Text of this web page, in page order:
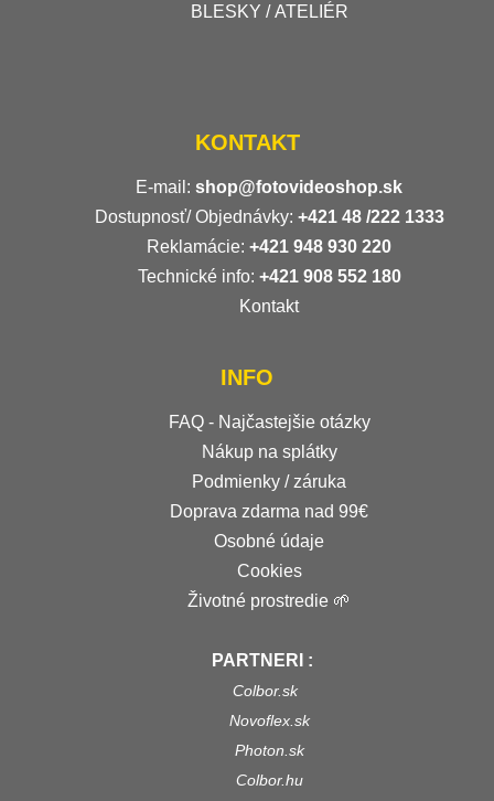
BLESKY / ATELIÉR
KONTAKT
E-mail: shop@fotovideoshop.sk
Dostupnosť/ Objednávky: +421 48 /222 1333
Reklamácie: +421 948 930 220
Technické info: +421 908 552 180
Kontakt
INFO
FAQ - Najčastejšie otázky
Nákup na splátky
Podmienky / záruka
Doprava zdarma nad 99€
Osobné údaje
Cookies
Životné prostredie 🌱
PARTNERI :
Colbor.sk
Novoflex.sk
Photon.sk
Colbor.hu